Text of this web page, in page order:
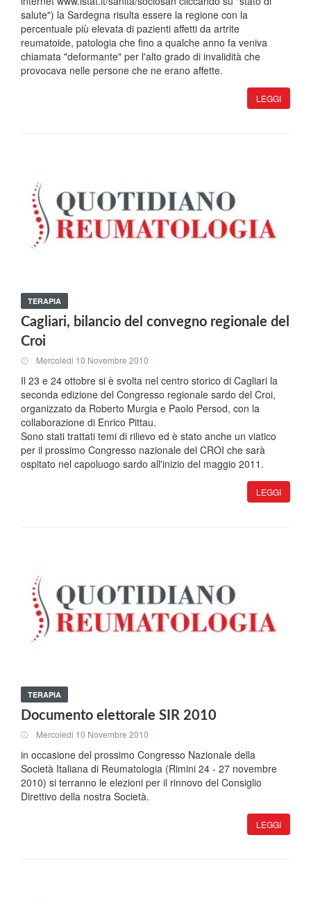
salute") la Sardegna risulta essere la regione con la
percentuale più elevata di pazienti affetti da artrite
reumatoide, patologia che fino a qualche anno fa veniva
chiamata "deformante" per l'alto grado di invalidità che
provocava nelle persone che ne erano affette.
LEGGI
TERAPIA
Cagliari, bilancio del convegno regionale del
Croi
Mercoledi 10 Novembre 2010
Il 23 e 24 ottobre si è svolta nel centro storico di Cagliari la
seconda edizione del Congresso regionale sardo del Croi,
organizzato da Roberto Murgia e Paolo Persod, con la
collaborazione di Enrico Pittau.
Sono stati trattati temi di rilievo ed è stato anche un viatico
per il prossimo Congresso nazionale del CROI che sarà
ospitato nel capoluogo sardo all'inizio del maggio 2011.
LEGGI
TERAPIA
Documento elettorale SIR 2010
Mercoledi 10 Novembre 2010
in occasione del prossimo Congresso Nazionale della
Società Italiana di Reumatologia (Rimini 24 - 27 novembre
2010) si terranno le elezioni per il rinnovo del Consiglio
Direttivo della nostra Società.
LEGGI